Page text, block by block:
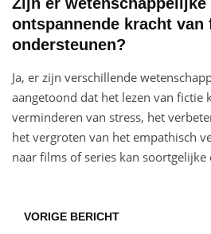
ontspannende kracht van
ondersteunen?
Ja, er zijn verschillende
aangetoond dat het lezen van fictie
verminderen van stress, het
het vergroten van het empathisch
naar films of series kan soortgelijke
VORIGE BERICHT